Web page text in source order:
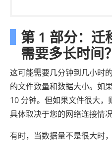
第 1 部分：迁
需要多长时间？
这可能需要几分钟到几小时
的文件数量和数据大小。如
10 分钟。但如果文件很大，
具体取决于您的网络连接情况
有时，当数据量不是很大时